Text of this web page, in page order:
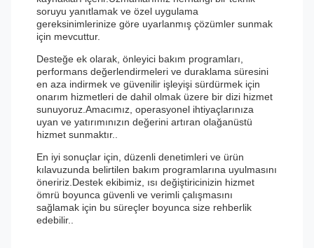
soruyu yanıtlamak ve özel uygulama
gereksinimlerinize göre uyarlanmış çözümler sunmak
için mevcuttur.
Desteğe ek olarak, önleyici bakım programları,
performans değerlendirmeleri ve duraklama süresini
en aza indirmek ve güvenilir işleyişi sürdürmek için
onarım hizmetleri de dahil olmak üzere bir dizi hizmet
sunuyoruz.Amacımız, operasyonel ihtiyaçlarınıza
uyan ve yatırımınızın değerini artıran olağanüstü
hizmet sunmaktır..
En iyi sonuçlar için, düzenli denetimleri ve ürün
kılavuzunda belirtilen bakım programlarına uyulmasını
öneririz.Destek ekibimiz, ısı değiştiricinizin hizmet
ömrü boyunca güvenli ve verimli çalışmasını
sağlamak için bu süreçler boyunca size rehberlik
edebilir..